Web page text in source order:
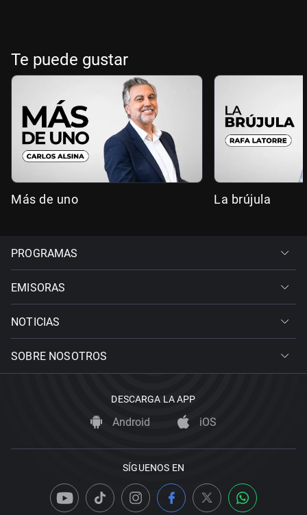
Te puede gustar
Más de uno La brújula
PROGRAMAS
EMISORAS
NOTICIAS
SOBRE NOSOTROS
DESCARGA LA APP
Android iOS
SÍGUENOS EN